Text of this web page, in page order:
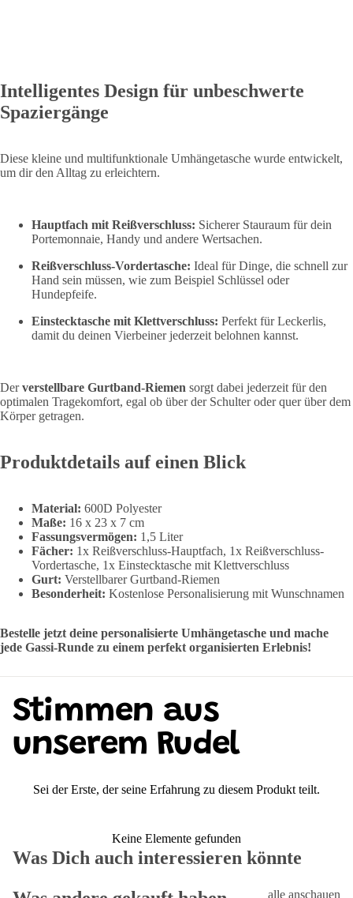
Intelligentes Design für unbeschwerte
Spaziergänge
Diese kleine und multifunktionale Umhängetasche wurde entwickelt,
um dir den Alltag zu erleichtern.
Hauptfach mit Reißverschluss: Sicherer Stauraum für dein
Portemonnaie, Handy und andere Wertsachen.
Reißverschluss-Vordertasche: Ideal für Dinge, die schnell zur
Hand sein müssen, wie zum Beispiel Schlüssel oder
Hundepfeife.
Einstecktasche mit Klettverschluss: Perfekt für Leckerlis,
damit du deinen Vierbeiner jederzeit belohnen kannst.
Derverstellbare Gurtband-Riemen sorgt dabei jederzeit für den
optimalen Tragekomfort, egal ob über der Schulter oder quer über dem
Körper getragen.
Produktdetails auf einen Blick
Material: 600D Polyester
Maße: 16 x 23 x 7 cm
Fassungsvermögen: 1,5 Liter
Fächer: 1x Reißverschluss-Hauptfach, 1x Reißverschluss-
Vordertasche, 1x Einstecktasche mit Klettverschluss
Gurt: Verstellbarer Gurtband-Riemen
Besonderheit: Kostenlose Personalisierung mit Wunschnamen
Bestelle jetzt deine personalisierte Umhängetasche und mache
jede Gassi-Runde zu einem perfekt organisierten Erlebnis!
Stimmen aus
unserem Rudel
Sei der Erste, der seine Erfahrung zu diesem Produkt teilt.
Keine Elemente gefunden
Was Dich auch interessieren könnte
alle anschauen